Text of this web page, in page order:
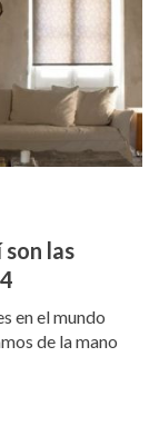
las
en el mundo
de la mano